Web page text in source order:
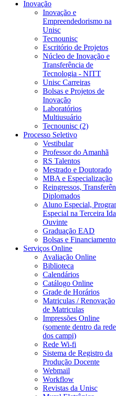
Inovação
Inovação e
Empreendedorismo na
Unisc
Tecnounisc
Escritório de Projetos
Núcleo de Inovação e
Transferência de
Tecnologia - NITT
Unisc Carreiras
Bolsas e Projetos de
Inovação
Laboratórios
Multiusuário
Tecnounisc (2)
Processo Seletivo
Vestibular
Professor do Amanhã
RS Talentos
Mestrado e Doutorado
MBA e Especialização
Reingressos,
Diplomados
Aluno Especial,
Especial na Terceira
Ouvinte
Graduação EAD
Bolsas e
Serviços Online
Avaliação Online
Biblioteca
Calendários
Catálogo Online
Grade de Horários
Matriculas / Renovação
de Matriculas
Impressões Online
(somente dentro da rede
dos campi)
Rede Wi-fi
Sistema de Registro da
Produção Docente
Webmail
Workflow
Revistas da Unisc